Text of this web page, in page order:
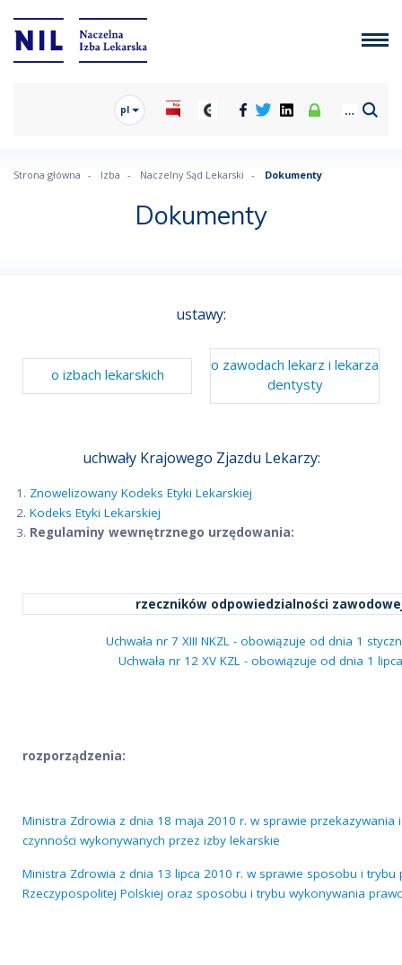
pl
Strona główna Izba Naczelny Sąd Lekarski Dokumenty
Dokumenty
ustawy:
o izbach lekarskich
o zawodach lekarz i lekarza
dentysty
uchwały Krajowego Zjazdu Lekarzy:
Znowelizowany Kodeks Etyki Lekarskiej
Kodeks Etyki Lekarskiej
Regulaminy wewnętrznego urzędowania:
rzeczników odpowiedzialności
Uchwała nr 7 XIII NKZL - obowiązuje od dnia 1
Uchwała nr 12 XV KZL - obowiązuje od dnia 1
rozporządzenia:
Ministra Zdrowia z dnia 18 maja 2010 r. w sprawie
czynności wykonywanych przez izby lekarskie
Ministra Zdrowia z dnia 13 lipca 2010 r. w sprawie sposobu i
Rzeczypospolitej Polskiej oraz sposobu i trybu wykonywania